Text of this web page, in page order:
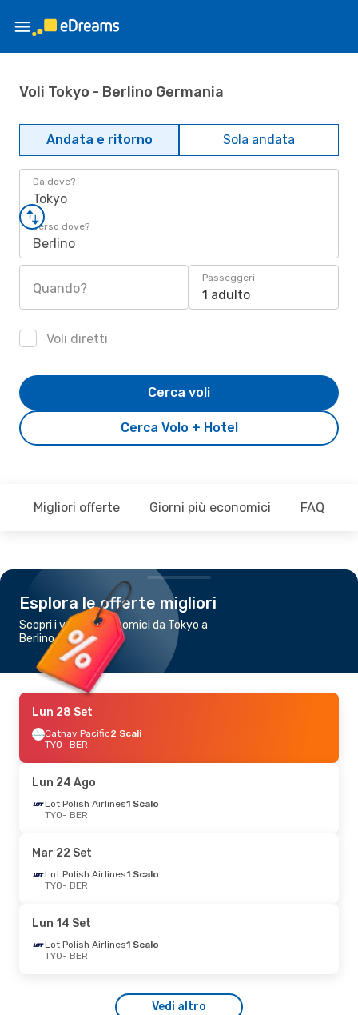
Voli Tokyo - Berlino Germania
Andata e ritorno Sola andata
Da dove?
Tokyo
Verso dove?
Berlino
Quando?
Passeggeri
1 adulto
Voli diretti
Cerca Volo + Hotel
Cerca voli
Migliori offerte Giorni più economici FAQ
Esplora le offerte migliori
Scopri i voli più economici da Tokyo a
Berlino
Lun 28 Set
Cathay Pacific2 Scali
TYO- BER
Lun 24 Ago
Lot Polish Airlines1 Scalo
TYO- BER
Mar 22 Set
Lot Polish Airlines1 Scalo
TYO- BER
Lun 14 Set
Lot Polish Airlines1 Scalo
TYO- BER
Vedi altro